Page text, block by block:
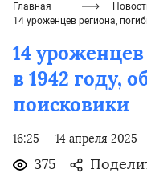
Главная
14 уроженцев региона,
14
в 1942 году,
поисковики
16:25 14 апреля 2025
375